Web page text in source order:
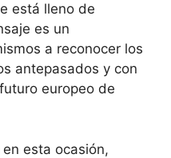
está lleno de
es un
a reconocer los
antepasados y con
europeo de
esta ocasión,